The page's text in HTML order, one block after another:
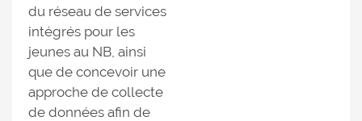
du réseau de services
intégrés pour les
jeunes au NB, ainsi
que de concevoir une
approche de collecte
de données afin de